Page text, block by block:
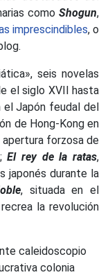
como Shogun,
imprescindibles, o
seis novelas
el siglo XVII hasta
el Japón feudal del
de Hong-Kong en
forzosa de
El rey de la ratas,
japonés durante la
, situada en el
la revolución
caleidoscopio
colonia